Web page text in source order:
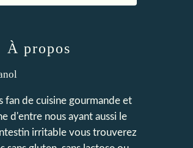
À propos
fan de cuisine gourmande et
d'entre nous ayant aussi le
irritable vous trouverez